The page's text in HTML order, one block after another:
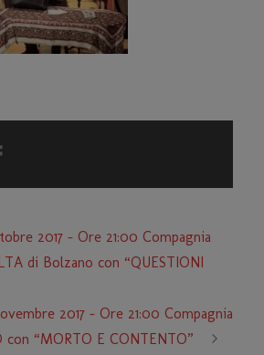
2017 – Ore 21:00 Compagnia
di Bolzano con “QUESTIONI
2017 – Ore 21:00 Compagnia
con “MORTO E CONTENTO”